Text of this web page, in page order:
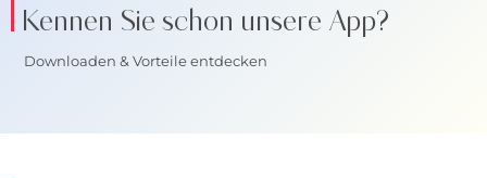
Kennen Sie schon unsere App?
Downloaden & Vorteile entdecken